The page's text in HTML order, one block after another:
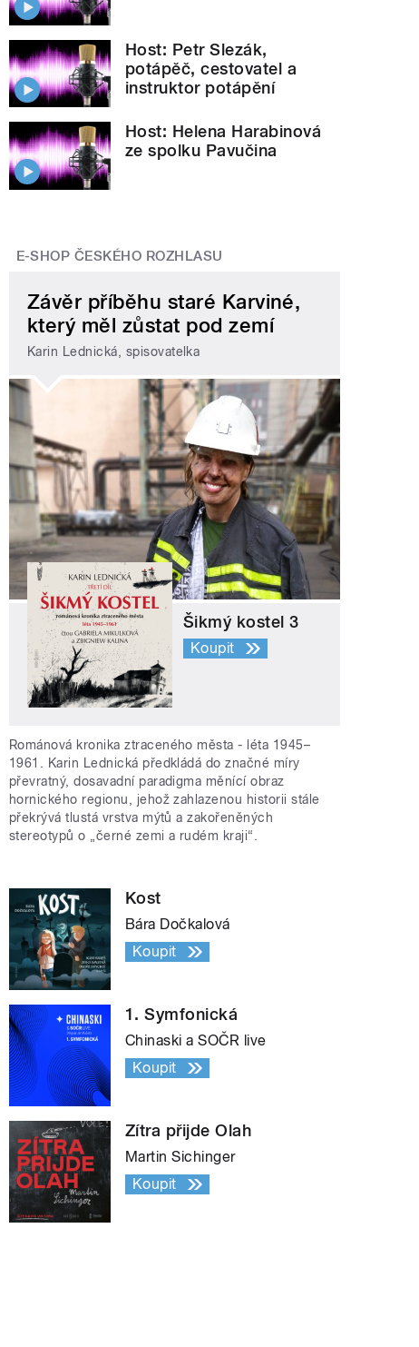
Host: Petr Slezák,
potápěč, cestovatel a
instruktor potápění
Host: Helena Harabinová
ze spolku Pavučina
E-SHOP ČESKÉHO ROZHLASU
Závěr příběhu staré Karviné,
který měl zůstat pod zemí
Karin Lednická, spisovatelka
Šikmý kostel 3
Koupit
Románová kronika ztraceného města - léta 1945–
1961. Karin Lednická předkládá do značné míry
převratný, dosavadní paradigma měnící obraz
hornického regionu, jehož zahlazenou historii stále
překrývá tlustá vrstva mýtů a zakořeněných
stereotypů o „černé zemi a rudém kraji“.
Kost
Bára Dočkalová
Koupit
1. Symfonická
Chinaski a SOČR live
Koupit
Zítra přijde Olah
Martin Sichinger
Koupit